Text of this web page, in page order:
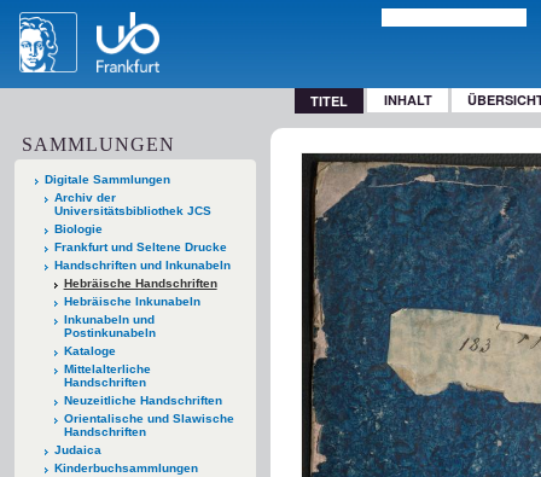
TITEL INHALT
SAMMLUNGEN
Digitale Sammlungen
Archiv der
Universitätsbibliothek JCS
Biologie
Frankfurt und Seltene Drucke
Handschriften und Inkunabeln
Hebräische Handschriften
Hebräische Inkunabeln
Inkunabeln und
Postinkunabeln
Kataloge
Mittelalterliche
Handschriften
Neuzeitliche Handschriften
Orientalische und Slawische
Handschriften
Judaica
Kinderbuchsammlungen